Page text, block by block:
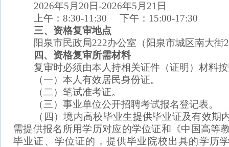
2026年5月20日-2026年5月21日
上午：8:30-11:30 下午：15:00-17:30
三、资格复审地点
阳泉市民政局222办公室（阳泉市城区南大街
四、资格复审所需材料
复审时必须由本人持相关证件（证明）材料按
（一）本人有效居民身份证。
（二）笔试准考证。
（三）事业单位公开招聘考试报名登记表。
（四）境内高校毕业生提供毕业证及有效期
需提供报名所用学历对应的学位证和《中国高等
毕业证、学位证的，提供毕业院校出具的学历